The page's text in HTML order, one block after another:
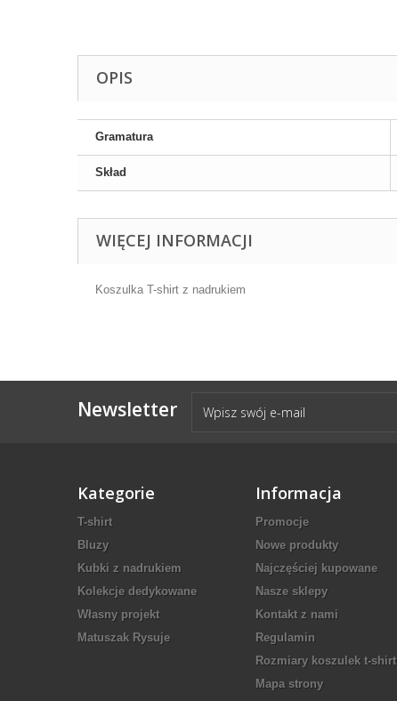
OPIS
Gramatura
Skład
WIĘCEJ INFORMACJI
Koszulka T-shirt z nadrukiem
Newsletter
Kategorie
T-shirt
Bluzy
Kubki z nadrukiem
Kolekcje dedykowane
Własny projekt
Matuszak Rysuje
Informacja
Promocje
Nowe produkty
Najczęściej kupowane
Nasze sklepy
Kontakt z nami
Regulamin
Rozmiary koszulek t-shirt
Mapa strony